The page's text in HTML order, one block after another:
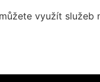
využít